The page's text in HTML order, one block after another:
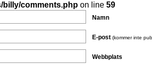
billy/comments.php on line 59
Namn
E-post (kommer inte
Webbplats